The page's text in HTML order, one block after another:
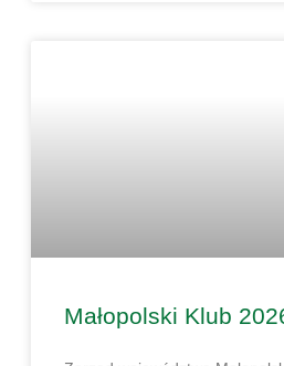
Małopolski Klub